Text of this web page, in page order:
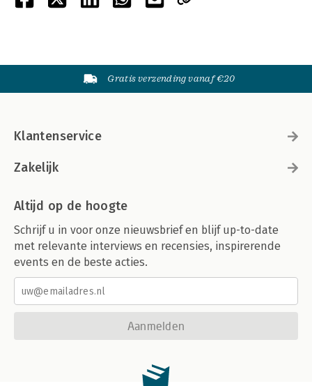
Gratis verzending vanaf €20
Klantenservice
Zakelijk
Altijd op de hoogte
Schrijf u in voor onze nieuwsbrief en blijf up-to-date
met relevante interviews en recensies, inspirerende
events en de beste acties.
Aanmelden